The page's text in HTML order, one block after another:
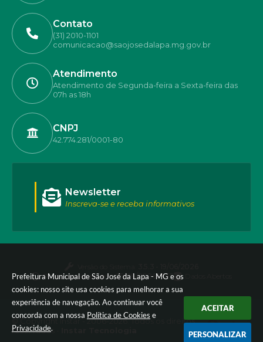
Prefeitura Municipal de São José da Lapa - MG e os
cookies: nosso site usa cookies para melhorar a sua
experiência de navegação. Ao continuar você
concorda com a nossa Política de Cookies e
Privacidade.
ACEITAR
PERSONALIZAR
Contato
(31) 2010-1101
comunicacao@saojosedalapa.mg.gov.br
Atendimento
Atendimento de Segunda-feira a Sexta-feira das
07h as 18h
CNPJ
42.774.281/0001-80
Newsletter
Inscreva-se e receba informativos
Portal atualizado em:05/08/2026 17:55
© Copyright Instar - 2006-2026. Todos os direitos
reservados -